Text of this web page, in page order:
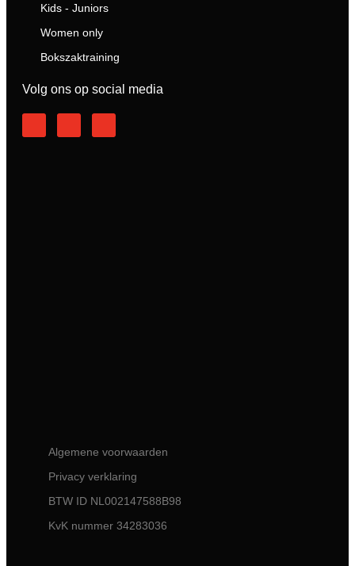
Kids - Juniors
Women only
Bokszaktraining
Volg ons op social media
Algemene voorwaarden
Privacy verklaring
BTW ID NL002147588B98
KvK nummer 34283036